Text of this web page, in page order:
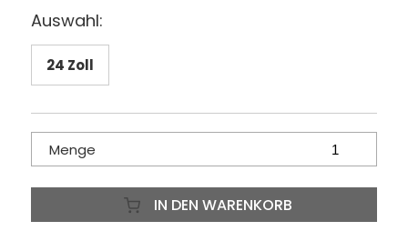
Auswahl:
24 Zoll
Menge
IN DEN WARENKORB